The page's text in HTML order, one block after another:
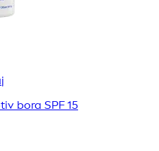
bora SPF 15